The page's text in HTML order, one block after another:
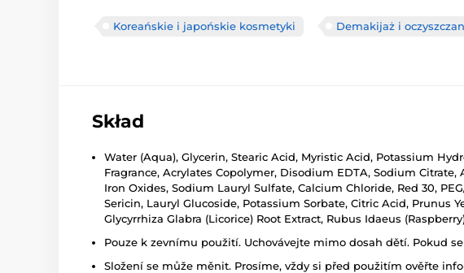
Koreańskie i japońskie kosmetyki Demakijaż i
Skład
Water (Aqua), Glycerin, Stearic Acid, Myristic Acid, Potassium
Fragrance, Acrylates Copolymer, Disodium EDTA, Sodium
Iron Oxides, Sodium Lauryl Sulfate, Calcium Chloride, Red 30,
Sericin, Lauryl Glucoside, Potassium Sorbate, Citric Acid, Prunus
Glycyrrhiza Glabra (Licorice) Root Extract, Rubus Idaeus
Pouze k zevnímu použití. Uchovávejte mimo dosah dětí. Pokud
Složení se může měnit. Prosíme, vždy si před použitím ověřte